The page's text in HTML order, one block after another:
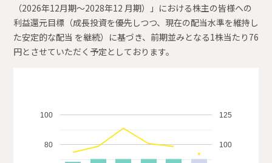
（2026年12月期～2028年12 月期）」における株主の皆様への
利益還元目標（成長投資を優先しつつ、現在の配当水準を維持し
た安定的な配当 を継続）に基づき、前期並みとなる1株当たり76
円とさせていただく予定としております。
80
100
100
125